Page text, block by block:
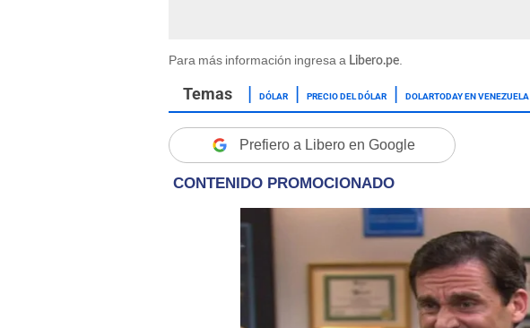
Para más información ingresa a Libero.pe
DÓLAR PRECIO DEL DÓLAR DOLARTODAY EN VENEZUELA
Prefiero a Libero en Google